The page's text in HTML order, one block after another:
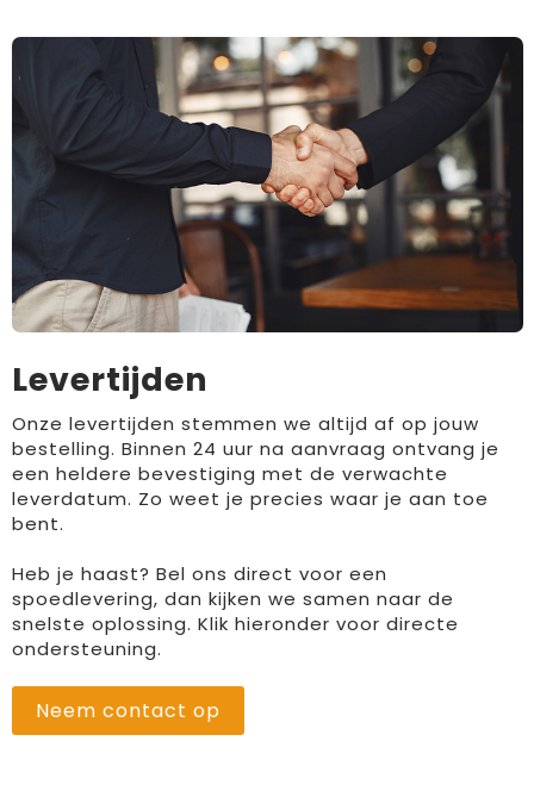
Levertijden
Onze levertijden stemmen we altijd af op jouw
bestelling. Binnen 24 uur na aanvraag ontvang je
een heldere bevestiging met de verwachte
leverdatum. Zo weet je precies waar je aan toe
bent.
Heb je haast? Bel ons direct voor een
spoedlevering, dan kijken we samen naar de
snelste oplossing. Klik hieronder voor directe
ondersteuning.
Neem contact op